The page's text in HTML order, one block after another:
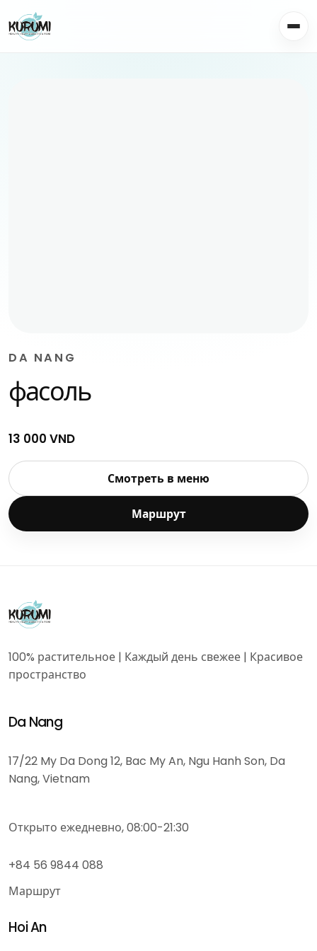
DA NANG
фасоль
13 000 VND
Смотреть в меню
Маршрут
100% растительное | Каждый день свежее | Красивое
пространство
Da Nang
17/22 My Da Dong 12, Bac My An, Ngu Hanh Son, Da
Nang, Vietnam
Открыто ежедневно, 08:00-21:30
+84 56 9844 088
Маршрут
Hoi An